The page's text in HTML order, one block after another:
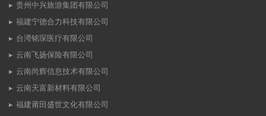
贵州中兴旅游集团有限公司
福建宁德合力科技有限公司
台湾铭琛医疗有限公司
云南飞扬保险有限公司
云南尚辉信息技术有限公司
云南天富新材料有限公司
福建莆田盛世文化有限公司